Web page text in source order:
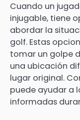
Cuando un
injugable, tiene
abordar la
golf. Estas
tomar un golpe
una ubicación
lugar original.
puede ayudar a
informadas